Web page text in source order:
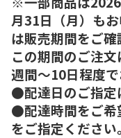
月31日（月）も
は販売期間をご確
この期間のご注
週間～10日程度で
●配達日のご指定
●配達時間をご希
をご指定ください。